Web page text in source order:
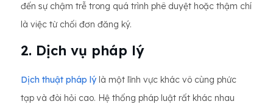
đến sự chậm trễ trong quá trình phê duyệt hoặc thậm chí
là việc từ chối đơn đăng ký.
2. Dịch vụ pháp lý
Dịch thuật pháp lýlà một lĩnh vực khác vô cùng phức
tạp và đòi hỏi cao. Hệ thống pháp luật rất khác nhau